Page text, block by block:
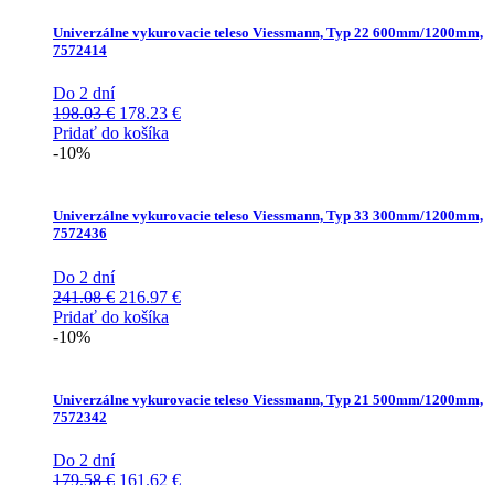
Univerzálne vykurovacie teleso Viessmann, Typ 22 600mm/1200mm,
7572414
Do 2 dní
198.03€ Pôvodná
cena
178.23 €Aktuálna
Pridať do košíka
-10%
Univerzálne vykurovacie teleso Viessmann, Typ 33 300mm/1200mm,
7572436
Do 2 dní
241.08€ Pôvodná
cena
216.97 €Aktuálna
Pridať do košíka
-10%
Univerzálne vykurovacie teleso Viessmann, Typ 21 500mm/1200mm,
7572342
Do 2 dní
179.58€ Pôvodná
161.62 €Aktuálna